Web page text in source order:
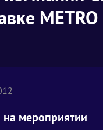
METRO
на мероприятии